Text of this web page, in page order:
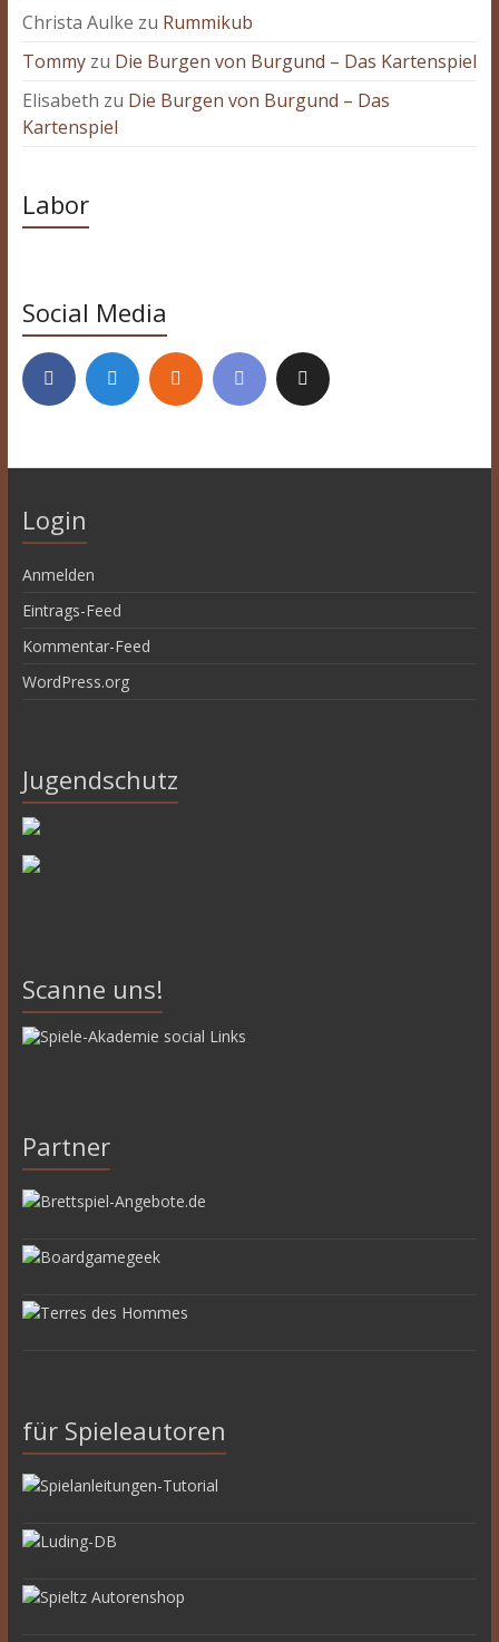
Christa Aulke zu Rummikub
Tommyzu Die Burgen von Burgund – Das Kartenspiel
Elisabeth zu Die Burgen von Burgund – Das
Kartenspiel
Labor
Social Media
Login
Anmelden
Eintrags-Feed
Kommentar-Feed
WordPress.org
Jugendschutz
Scanne uns!
Partner
für Spieleautoren